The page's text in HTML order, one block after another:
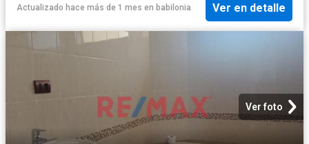
Actualizado hace más de 1 mes en babilonia Ver en detalle
Ver foto